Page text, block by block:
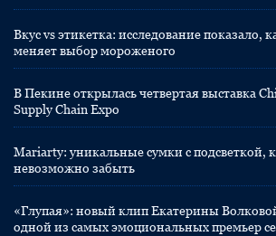
Вкус vs этикетка: исследование показало,
меняет выбор мороженого
В Пекине открылась четвертая выставка
Supply Chain Expo
Mariarty: уникальные сумки с подсветкой,
невозможно забыть
«Глупая»: новый клип Екатерины
одной из самых эмоциональных премьер